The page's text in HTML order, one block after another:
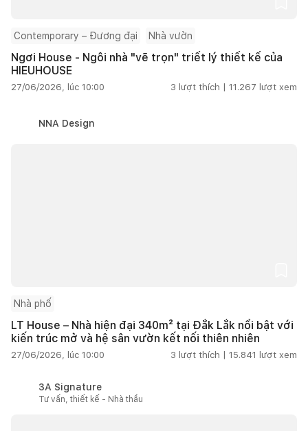
Contemporary – Đương đại Nhà vườn
Ngơi House - Ngôi nhà "vẽ trọn" triết lý thiết kế của
HIEUHOUSE
27/06/2026, lúc 10:00 3 lượt thích | 11.267 lượt xem
NNA Design
Nhà phố
LT House – Nhà hiện đại 340m² tại Đắk Lắk nổi bật với
kiến trúc mở và hệ sân vườn kết nối thiên nhiên
27/06/2026, lúc 10:00 3 lượt thích | 15.841 lượt xem
3A Signature
Tư vấn, thiết kế - Nhà thầu